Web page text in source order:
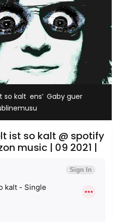
so kalt ens’ Gaby guer
ist so kalt @ spotify
music | 09 2021 |